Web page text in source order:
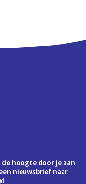
hoogte door je aan
nieuwsbrief naar